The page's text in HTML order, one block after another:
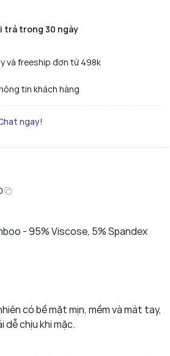
trả trong 30 ngày
và freeship đơn từ 498k
tin khách hàng
ngay!
- 95% Viscose, 5% Spandex
có bề mặt mịn, mềm và mát tay,
dễ chịu khi mặc.